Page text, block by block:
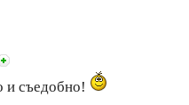
и съедобно!